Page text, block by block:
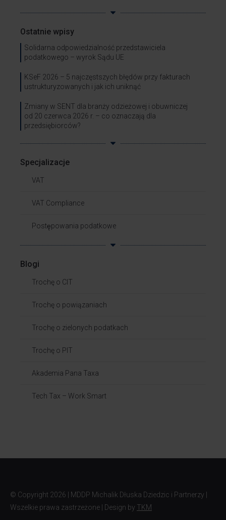
Ostatnie wpisy
Solidarna odpowiedzialność przedstawiciela
podatkowego – wyrok Sądu UE
KSeF 2026 – 5 najczęstszych błędów przy fakturach
ustrukturyzowanych i jak ich uniknąć
Zmiany w SENT dla branży odzieżowej i obuwniczej
od 20 czerwca 2026 r. – co oznaczają dla
przedsiębiorców?
Specjalizacje
VAT
VAT Compliance
Postępowania podatkowe
Blogi
Trochę o CIT
Trochę o powiązaniach​
Trochę o zielonych podatkach
Trochę o PIT
Akademia Pana Taxa
Tech Tax – Work Smart
© Copyright 2026 | MDDP Michalik Dłuska Dziedzic i Partnerzy |
Wszelkie prawa zastrzeżone | Design by TKM